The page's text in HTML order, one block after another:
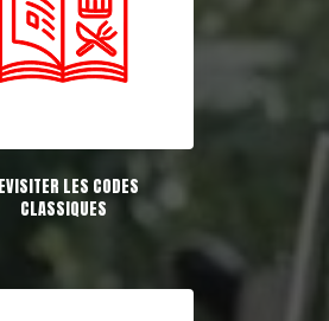
LES CODES
CLASSIQUES